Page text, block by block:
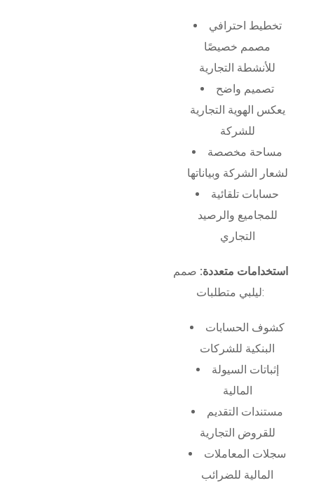
تخطيط احترافي
مصمم خصيصًا
للأنشطة التجارية
تصميم واضح
يعكس الهوية التجارية
للشركة
مساحة مخصصة
لشعار الشركة وبياناتها
حسابات تلقائية
للمجاميع والرصيد
التجاري
استخدامات متعددة: صمم
ليلبي متطلبات:
كشوف الحسابات
البنكية للشركات
إثباتات السيولة
المالية
مستندات التقديم
للقروض التجارية
سجلات المعاملات
المالية للضرائب